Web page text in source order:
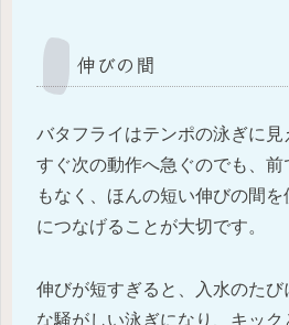
伸びの間
バタフライはテンポの泳ぎに見
すぐ次の動作へ急ぐのでも、
もなく、ほんの短い伸びの間
につなげることが大切です。
伸びが短すぎると、入水のたび
な騒がしい泳ぎになり、キック